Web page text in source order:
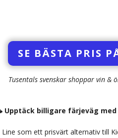
SE BÄSTA PRIS
Tusentals svenskar shoppar vin &
Upptäck billigare färjeväg
som ett prisvärt alternativ till